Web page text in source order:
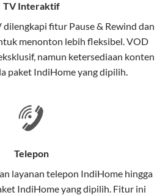
serat optik hingga ke rumah
ini memiliki beberapa
tembaga atau DSL.
koneksi tetap lancar.
TV Interaktif
dilengkapi fitur Pause & Rewind dan
menonton lebih fleksibel. VOD
namun ketersediaan konten
paket IndiHome yang dipilih.
Telepon
layanan telepon IndiHome hingga
IndiHome yang dipilih. Fitur ini